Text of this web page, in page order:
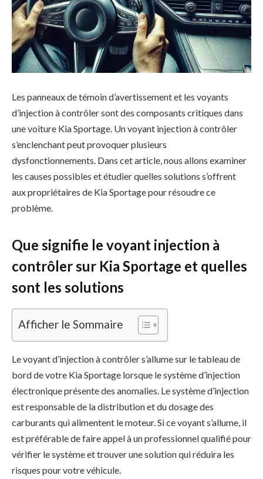
Les panneaux de témoin d’avertissement et les voyants
d’injection à contrôler sont des composants critiques dans
une voiture Kia Sportage. Un voyant injection à contrôler
s’enclenchant peut provoquer plusieurs
dysfonctionnements. Dans cet article, nous allons examiner
les causes possibles et étudier quelles solutions s’offrent
aux propriétaires de Kia Sportage pour résoudre ce
problème.
Que signifie le voyant injection à
contrôler sur Kia Sportage et quelles
sont les solutions
Afficher le Sommaire
Le voyant d’injection à contrôler s’allume sur le tableau de
bord de votre Kia Sportage lorsque le système d’injection
électronique présente des anomalies. Le système d’injection
est responsable de la distribution et du dosage des
carburants qui alimentent le moteur. Si ce voyant s’allume, il
est préférable de faire appel à un professionnel qualifié pour
vérifier le système et trouver une solution qui réduira les
risques pour votre véhicule.